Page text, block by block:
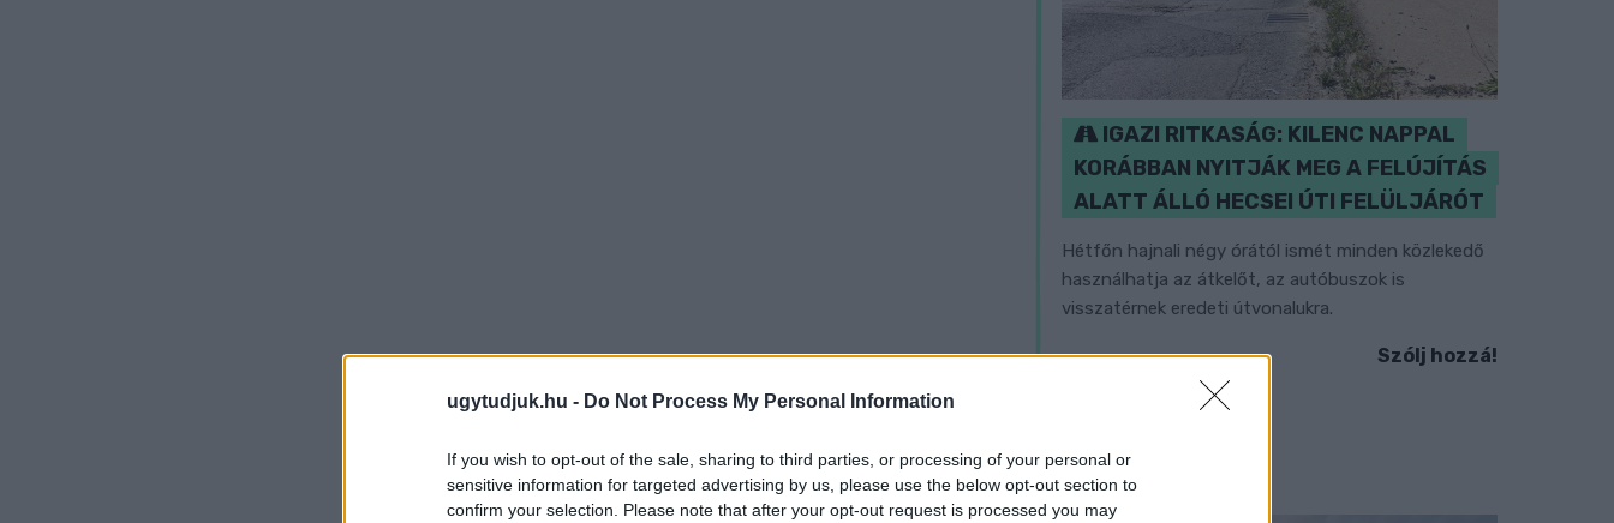
ugytudjuk.hu - Do Not Process My Personal Information
If you wish to opt-out of the sale, sharing to third parties, or processing of your personal or
sensitive information for targeted advertising by us, please use the below opt-out section to
confirm your selection. Please note that after your opt-out request is processed you may
IGAZI RITKASÁG: KILENC NAPPAL
KORÁBBAN NYITJÁK MEG A FELÚJÍTÁS
ALATT ÁLLÓ HECSEI ÚTI FELÜLJÁRÓT
Hétfőn hajnali négy órától ismét minden közlekedő
használhatja az átkelőt, az autóbuszok is
visszatérnek eredeti útvonalukra.
Szólj hozzá!